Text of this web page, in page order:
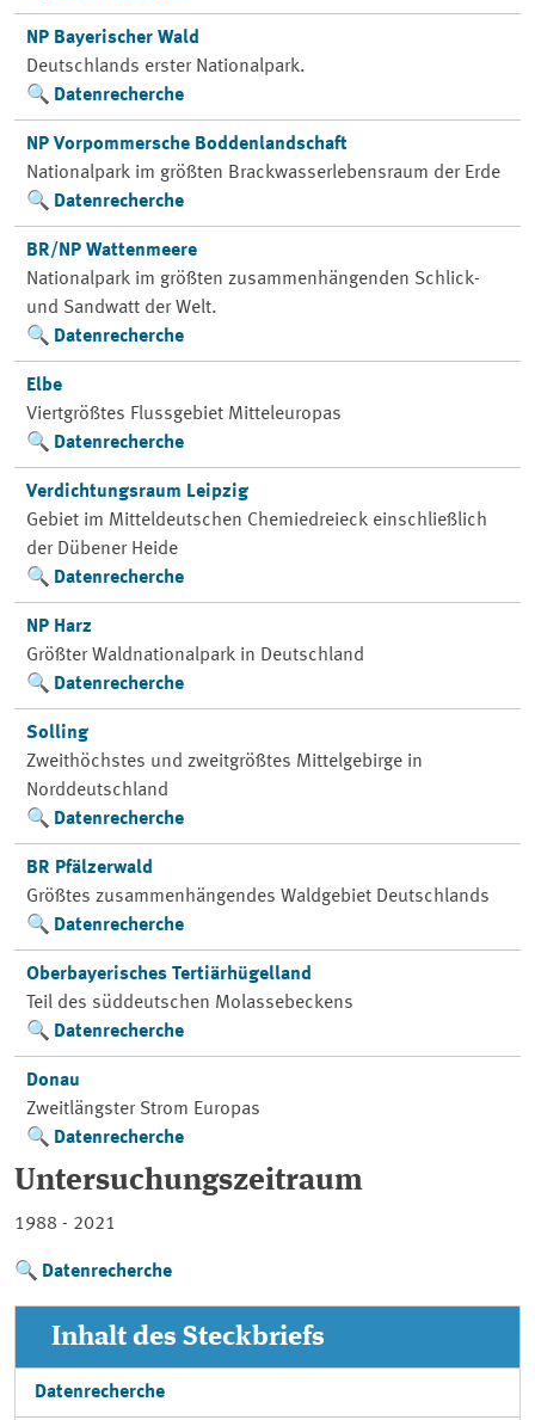
NP Bayerischer Wald
Deutschlands erster Nationalpark.
Datenrecherche
NP Vorpommersche Boddenlandschaft
Nationalpark im größten Brackwasserlebensraum der Erde
Datenrecherche
BR/NP Wattenmeere
Nationalpark im größten zusammenhängenden Schlick-
und Sandwatt der Welt.
Datenrecherche
Elbe
Viertgrößtes Flussgebiet Mitteleuropas
Datenrecherche
Verdichtungsraum Leipzig
Gebiet im Mitteldeutschen Chemiedreieck einschließlich
der Dübener Heide
Datenrecherche
NP Harz
Größter Waldnationalpark in Deutschland
Datenrecherche
Solling
Zweithöchstes und zweitgrößtes Mittelgebirge in
Norddeutschland
Datenrecherche
BR Pfälzerwald
Größtes zusammenhängendes Waldgebiet Deutschlands
Datenrecherche
Oberbayerisches Tertiärhügelland
Teil des süddeutschen Molassebeckens
Datenrecherche
Donau
Zweitlängster Strom Europas
Datenrecherche
Untersuchungszeitraum
1988 - 2021
Datenrecherche
Inhalt des Steckbriefs
Datenrecherche